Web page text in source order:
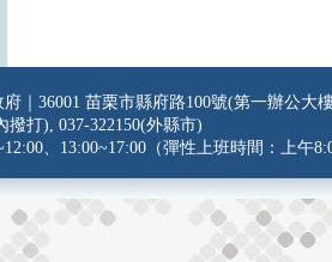
｜36001 苗栗市縣府路100號(第一辦公大
撥打), 037-322150(外縣市)
、13:00~17:00（彈性上班時間：上午